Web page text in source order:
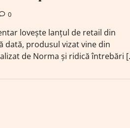
0
lovește lanțul de retail din
dată, produsul vizat vine din
de Norma și ridică întrebări